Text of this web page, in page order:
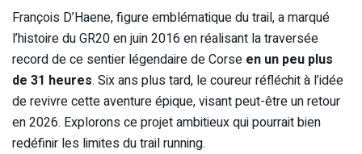
François D’Haene, figure emblématique du trail, a marqué
l’histoire du GR20 en juin 2016 en réalisant la traversée
record de ce sentier légendaire de Corse en un peu plus
de 31 heures. Six ans plus tard, le coureur réfléchit à l’idée
de revivre cette aventure épique, visant peut-être un retour
en 2026. Explorons ce projet ambitieux qui pourrait bien
redéfinir les limites du trail running.